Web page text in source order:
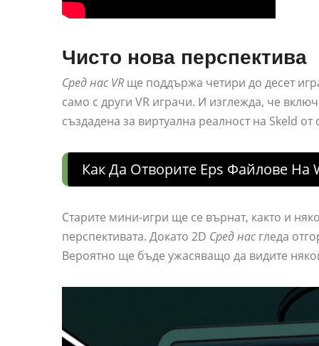
Чисто нова перспектива
Сред нас VR ще поддържа четири до десет
само с други VR играчи. И изглежда, че
създадена за виртуална реалност на Skeld от
Как Да Отворите Eps Файлове На
Старите мини-игри ще се върнат, както и
перспективата. Докато 2D Сред нас гледа
Вероятно ще бъде ужасяващо да видите